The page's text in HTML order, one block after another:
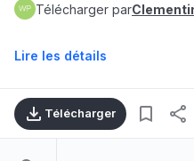
Télécharger par
Lire les détails
Télécharger